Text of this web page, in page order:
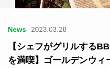
News 2023.03.28
【シェフがグリルする
を満喫】ゴールデンウィ